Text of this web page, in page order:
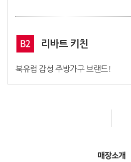
B2 리바트 키친
북유럽 감성 주방가구 브랜드!
매장소개